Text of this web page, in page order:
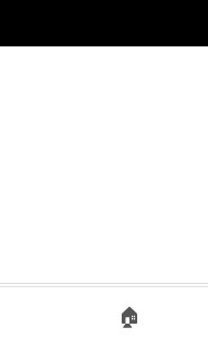
🏠